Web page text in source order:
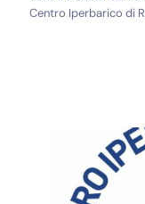
Centro Iperbarico di